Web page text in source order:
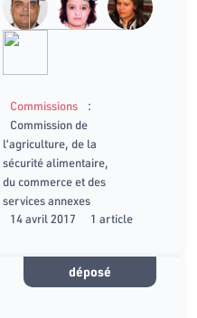
Commissions :
Commission de
l’agriculture, de la
sécurité alimentaire,
du commerce et des
services annexes
14 avril 2017
1 article
déposé